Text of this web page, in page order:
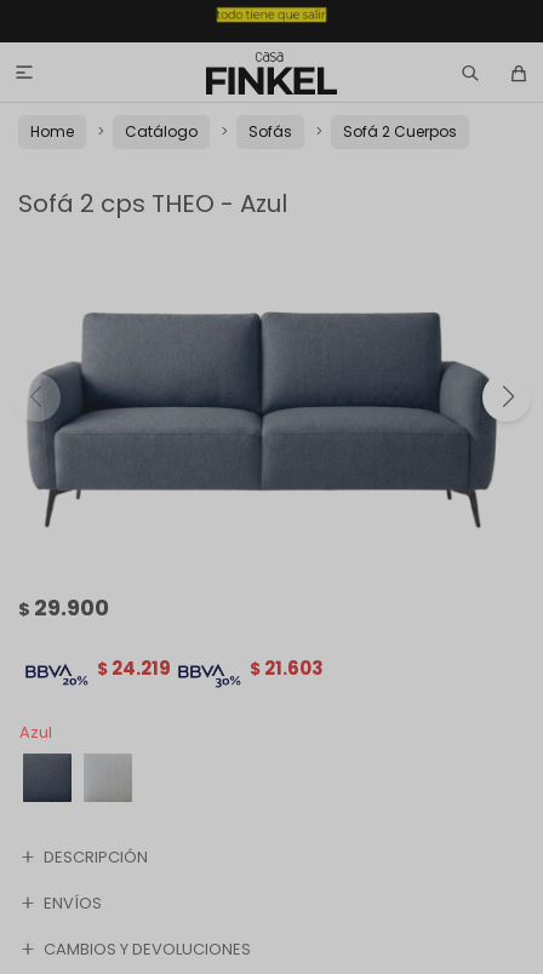

Home Catálogo Sofás Sofá 2 Cuerpos
Sofá 2 cps THEO - Azul
$ 29.900
$ 21.603
$ 24.219
Azul
DESCRIPCIÓN
ENVÍOS
CAMBIOS Y DEVOLUCIONES